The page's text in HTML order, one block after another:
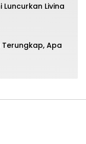
Livina
Terungkap, Apa